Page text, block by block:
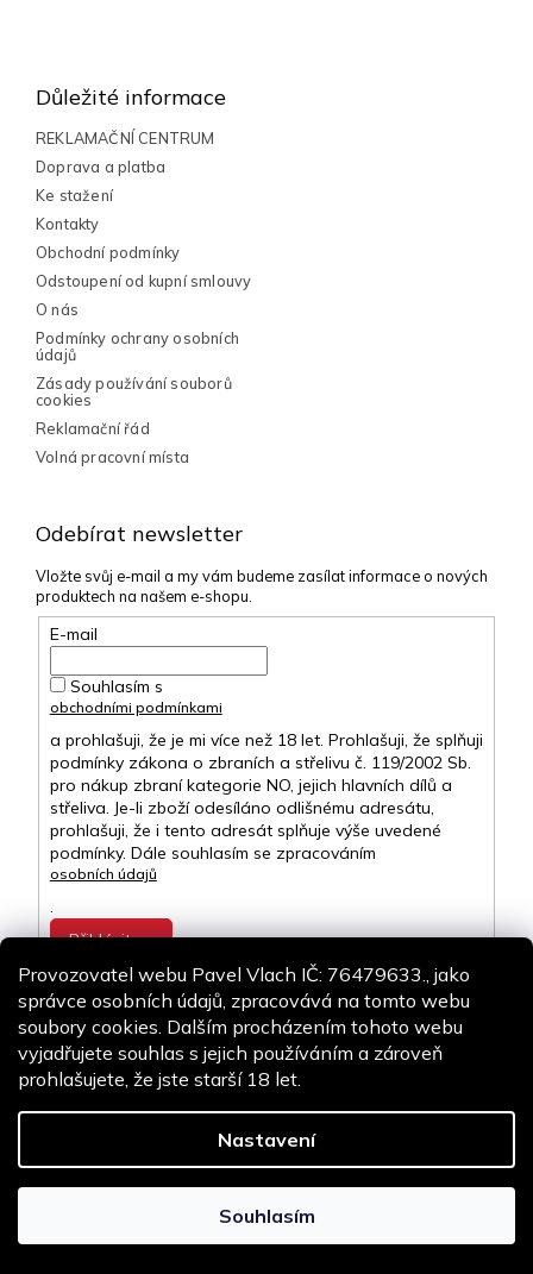
Provozovatel webu Pavel Vlach IČ: 76479633., jako
správce osobních údajů, zpracovává na tomto webu
soubory cookies. Dalším procházením tohoto webu
vyjadřujete souhlas s jejich používáním a zároveň
prohlašujete, že jste starší 18 let.
Nastavení
Souhlasím
Odebírat newsletter
Vložte svůj e-mail a my vám budeme zasílat informace o nových
produktech na našem e-shopu.
E-mail
Souhlasím s
obchodními podmínkami
a prohlašuji, že je mi více než 18 let. Prohlašuji, že splňuji
podmínky zákona o zbraních a střelivu č. 119/2002 Sb.
pro nákup zbraní kategorie NO, jejich hlavních dílů a
střeliva. Je-li zboží odesíláno odlišnému adresátu,
prohlašuji, že i tento adresát splňuje výše uvedené
podmínky. Dále souhlasím se zpracováním
osobních údajů
.
Přihlásit se
Kontakt
info@airsoft-online.cz
Důležité informace
REKLAMAČNÍ CENTRUM
Doprava a platba
Ke stažení
Kontakty
Obchodní podmínky
Odstoupení od kupní smlouvy
O nás
Podmínky ochrany osobních
údajů
Zásady používání souborů
cookies
Reklamační řád
Volná pracovní místa
Airsoft-online.cz. Všechna práva vyhrazena.
DesignShoptak.cz| PlatformaShoptet